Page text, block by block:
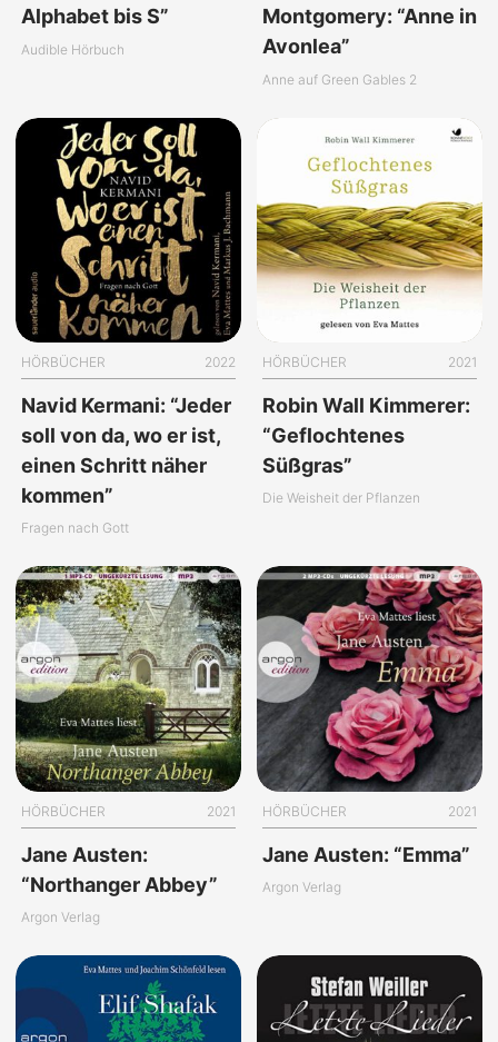
Alphabet bis S”
Audible Hörbuch
Montgomery: “Anne in
Avonlea”
Anne auf Green Gables 2
HÖRBÜCHER 2022
Navid Kermani: “Jeder
soll von da, wo er ist,
einen Schritt näher
kommen”
Fragen nach Gott
HÖRBÜCHER 2021
Robin Wall Kimmerer:
“Geflochtenes
Süßgras”
Die Weisheit der Pflanzen
HÖRBÜCHER 2021
Jane Austen:
“Northanger Abbey”
Argon Verlag
HÖRBÜCHER 2021
Jane Austen: “Emma”
Argon Verlag